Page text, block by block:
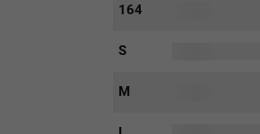
164
S
M